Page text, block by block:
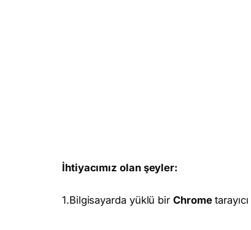
İhtiyacımız olan şeyler:
1.Bilgisayarda yüklü bir Chrometarayıcı